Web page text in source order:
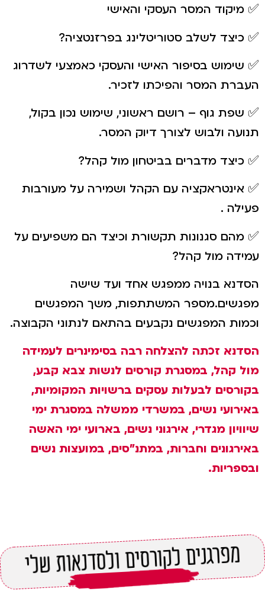
✅ מיקוד המסר העסקי והאישי
✅ כיצד לשלב סטוריטלינג בפרזנטציה?
✅ שימוש בסיפור האישי והעסקי כאמצעי לשדרוג
העברת המסר והפיכתו לזכיר.
✅ שפת גוף – רושם ראשוני, שימוש נכון בקול,
תנועה ולבוש לצורך דיוק המסר.
✅ כיצד מדברים בביטחון מול קהל?
✅ אינטראקציה עם הקהל ושמירה על מעורבות
פעילה .
✅ מהם סגנונות תקשורת וכיצד הם משפיעים על
עמידה מול קהל?
הסדנא בנויה ממפגש אחד ועד שישה
מפגשים.מספר המשתתפות, משך המפגשים
וכמות המפגשים נקבעים בהתאם לנתוני הקבוצה.
הסדנא זכתה להצלחה רבה בסימינרים לעמידה
מול קהל, במסגרת קורסים לנשות צבא קבע,
בקורסים לבעלות עסקים ברשויות המקומיות,
באירועי נשים, במשרדי ממשלה במסגרת ימי
שיוויון מגדרי, אירגוני נשים, בארועי ימי האשה
באירגונים וחברות, במתנ"סים, במועצות נשים
ובספריות.
מפרגנים לקורסים ולסדנאות שלי